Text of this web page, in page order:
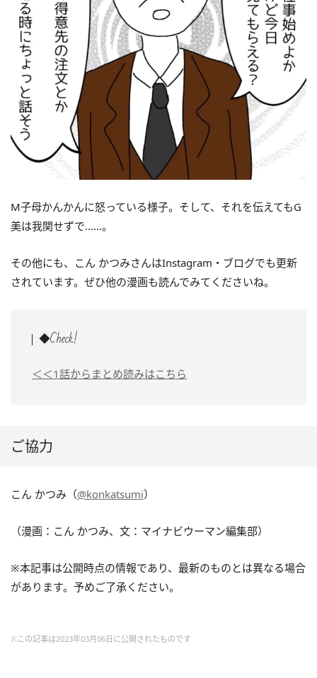
M子母かんかんに怒っている様子。そして、それを伝えてもG
美は我関せずで……。
その他にも、こん かつみさんはInstagram・ブログでも更新
されています。ぜひ他の漫画も読んでみてくださいね。
◆Check!
＜＜1話からまとめ読みはこちら
ご協力
こん かつみ（@konkatsumi）
（漫画：こん かつみ、文：マイナビウーマン編集部）
※本記事は公開時点の情報であり、最新のものとは異なる場合
があります。予めご了承ください。
※この記事は2023年03月06日に公開されたものです